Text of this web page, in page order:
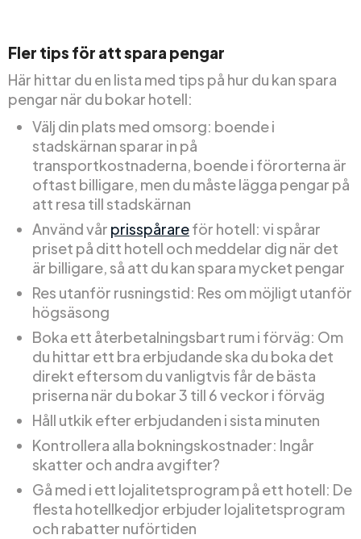
Fler tips för att spara pengar
Här hittar du en lista med tips på hur du kan spara
pengar när du bokar hotell:
Välj din plats med omsorg: boende i
stadskärnan sparar in på
transportkostnaderna, boende i förorterna är
oftast billigare, men du måste lägga pengar på
att resa till stadskärnan
Använd vår prisspårareför hotell: vi spårar
priset på ditt hotell och meddelar dig när det
är billigare, så att du kan spara mycket pengar
Res utanför rusningstid: Res om möjligt utanför
högsäsong
Boka ett återbetalningsbart rum i förväg: Om
du hittar ett bra erbjudande ska du boka det
direkt eftersom du vanligtvis får de bästa
priserna när du bokar 3 till 6 veckor i förväg
Håll utkik efter erbjudanden i sista minuten
Kontrollera alla bokningskostnader: Ingår
skatter och andra avgifter?
Gå med i ett lojalitetsprogram på ett hotell: De
flesta hotellkedjor erbjuder lojalitetsprogram
och rabatter nuförtiden